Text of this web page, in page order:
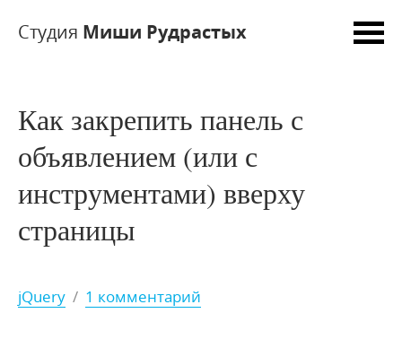
Студия Миши Рудрастых
Как закрепить панель с
объявлением (или с
инструментами) вверху
страницы
jQuery / 1 комментарий